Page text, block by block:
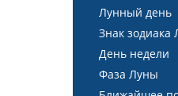
Лунный день
Знак зодиака
День недели
Фаза Луны